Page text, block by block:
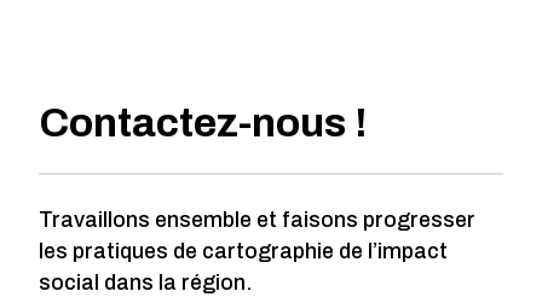
Contactez-nous !
Travaillons ensemble et faisons progresser
les pratiques de cartographie de l’impact
social dans la région.